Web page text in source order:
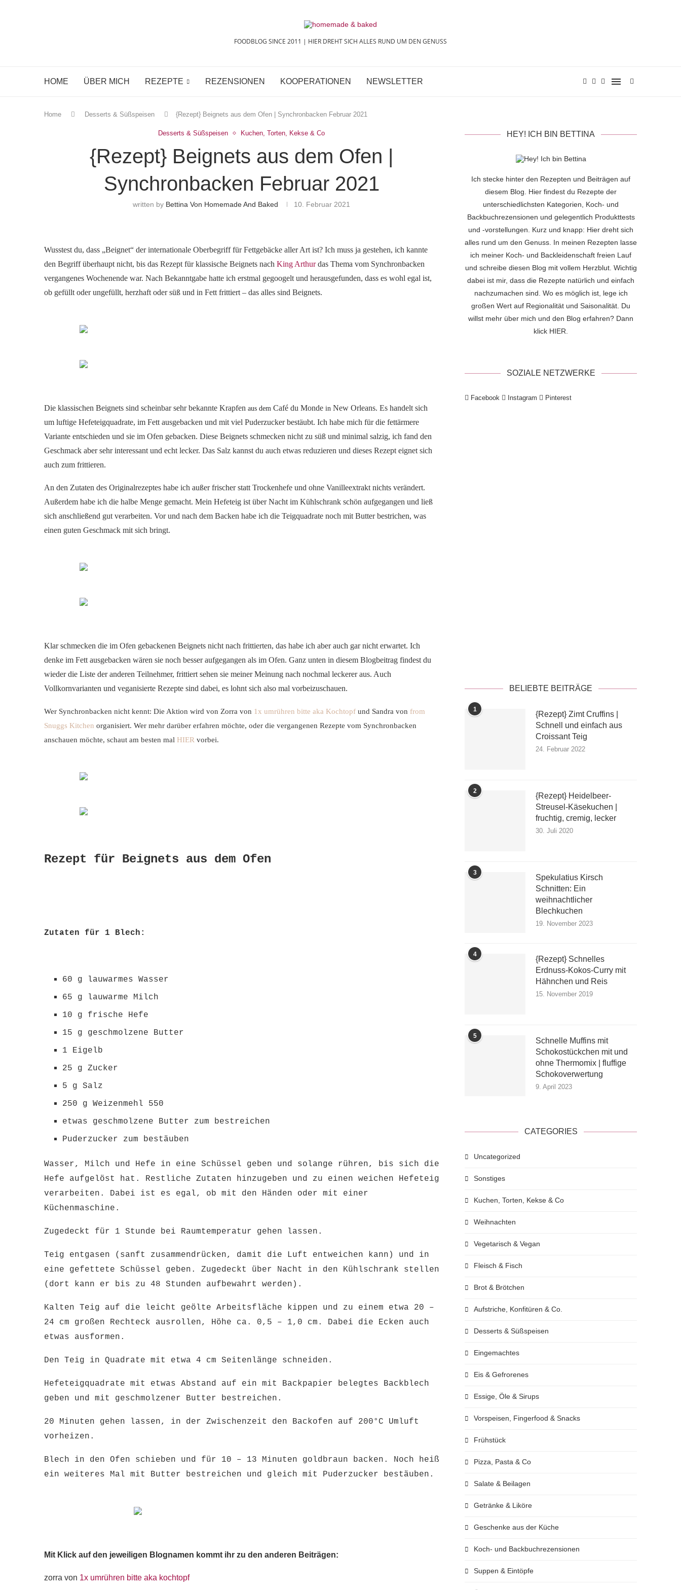
FOODBLOG SINCE 2011 | HIER DREHT SICH ALLES RUND UM DEN GENUSS
HOME ÜBER MICH REZEPTE REZENSIONEN KOOPERATIONEN NEWSLETTER
Home Desserts & Süßspeisen {Rezept} Beignets aus dem Ofen | Synchronbacken Februar 2021
Desserts & Süßspeisen Kuchen, Torten, Kekse & Co
{Rezept} Beignets aus dem Ofen |
Synchronbacken Februar 2021
written by Bettina Von Homemade And Baked 10. Februar 2021
Wusstest du, dass „Beignet“ der internationale Oberbegriff für Fettgebäcke aller Art ist? Ich muss ja gestehen, ich kannte
den Begriff überhaupt nicht, bis das Rezept für klassische Beignets nach King Arthurdas Thema vom Synchronbacken
vergangenes Wochenende war. Nach Bekanntgabe hatte ich erstmal gegoogelt und herausgefunden, dass es wohl egal ist,
ob gefüllt oder ungefüllt, herzhaft oder süß und in Fett frittiert – das alles sind Beignets.
Die klassischen Beignets sind scheinbar sehr bekannte Krapfen aus dem Café du Monde in New Orleans. Es handelt sich
um luftige Hefeteigquadrate, im Fett ausgebacken und mit viel Puderzucker bestäubt. Ich habe mich für die fettärmere
Variante entschieden und sie im Ofen gebacken. Diese Beignets schmecken nicht zu süß und minimal salzig, ich fand den
Geschmack aber sehr interessant und echt lecker. Das Salz kannst du auch etwas reduzieren und dieses Rezept eignet sich
auch zum frittieren.
An den Zutaten des Originalrezeptes habe ich außer frischer statt Trockenhefe und ohne Vanilleextrakt nichts verändert.
Außerdem habe ich die halbe Menge gemacht. Mein Hefeteig ist über Nacht im Kühlschrank schön aufgegangen und ließ
sich anschließend gut verarbeiten. Vor und nach dem Backen habe ich die Teigquadrate noch mit Butter bestrichen, was
einen guten Geschmack mit sich bringt.
Klar schmecken die im Ofen gebackenen Beignets nicht nach frittierten, das habe ich aber auch gar nicht erwartet. Ich
denke im Fett ausgebacken wären sie noch besser aufgegangen als im Ofen. Ganz unten in diesem Blogbeitrag findest du
wieder die Liste der anderen Teilnehmer, frittiert sehen sie meiner Meinung nach nochmal leckerer aus. Auch
Vollkornvarianten und veganisierte Rezepte sind dabei, es lohnt sich also mal vorbeizuschauen.
Wer Synchronbacken nicht kennt: Die Aktion wird von Zorra von 1x umrühren bitte aka Kochtopf und Sandra von from
Snuggs Kitchen organisiert. Wer mehr darüber erfahren möchte, oder die vergangenen Rezepte vom Synchronbacken
anschauen möchte, schaut am besten mal HIER vorbei.
Rezept für Beignets aus dem Ofen
Zutaten für 1 Blech:
60 g lauwarmes Wasser
65 g lauwarme Milch
10 g frische Hefe
15 g geschmolzene Butter
1 Eigelb
25 g Zucker
5 g Salz
250 g Weizenmehl 550
etwas geschmolzene Butter zum bestreichen
Puderzucker zum bestäuben
Wasser, Milch und Hefe in eine Schüssel geben und solange rühren, bis sich die
Hefe aufgelöst hat. Restliche Zutaten hinzugeben und zu einen weichen Hefeteig
verarbeiten. Dabei ist es egal, ob mit den Händen oder mit einer
Küchenmaschine.
Zugedeckt für 1 Stunde bei Raumtemperatur gehen lassen.
Teig entgasen (sanft zusammendrücken, damit die Luft entweichen kann) und in
eine gefettete Schüssel geben. Zugedeckt über Nacht in den Kühlschrank stellen
(dort kann er bis zu 48 Stunden aufbewahrt werden).
Kalten Teig auf die leicht geölte Arbeitsfläche kippen und zu einem etwa 20 –
24 cm großen Rechteck ausrollen, Höhe ca. 0,5 – 1,0 cm. Dabei die Ecken auch
etwas ausformen.
Den Teig in Quadrate mit etwa 4 cm Seitenlänge schneiden.
Hefeteigquadrate mit etwas Abstand auf ein mit Backpapier belegtes Backblech
geben und mit geschmolzener Butter bestreichen.
20 Minuten gehen lassen, in der Zwischenzeit den Backofen auf 200°C Umluft
vorheizen.
Blech in den Ofen schieben und für 10 – 13 Minuten goldbraun backen. Noch heiß
ein weiteres Mal mit Butter bestreichen und gleich mit Puderzucker bestäuben.
Mit Klick auf den jeweiligen Blognamen kommt ihr zu den anderen Beiträgen:
zorra von 1x umrühren bitte aka kochtopf
HEY! ICH BIN BETTINA
Ich stecke hinter den Rezepten und Beiträgen auf
diesem Blog. Hier findest du Rezepte der
unterschiedlichsten Kategorien, Koch- und
Backbuchrezensionen und gelegentlich Produkttests
und -vorstellungen. Kurz und knapp: Hier dreht sich
alles rund um den Genuss. In meinen Rezepten lasse
ich meiner Koch- und Backleidenschaft freien Lauf
und schreibe diesen Blog mit vollem Herzblut. Wichtig
dabei ist mir, dass die Rezepte natürlich und einfach
nachzumachen sind. Wo es möglich ist, lege ich
großen Wert auf Regionalität und Saisonalität. Du
willst mehr über mich und den Blog erfahren? Dann
klick HIER
SOZIALE NETZWERKE
Facebook Instagram Pinterest
BELIEBTE BEITRÄGE
1
{Rezept} Zimt Cruffins |
Schnell und einfach aus
Croissant Teig
24. Februar 2022
2
{Rezept} Heidelbeer-
Streusel-Käsekuchen |
fruchtig, cremig, lecker
30. Juli 2020
3
Spekulatius Kirsch
Schnitten: Ein
weihnachtlicher
Blechkuchen
19. November 2023
4
{Rezept} Schnelles
Erdnuss-Kokos-Curry mit
Hähnchen und Reis
15. November 2019
5
Schnelle Muffins mit
Schokostückchen mit und
ohne Thermomix | fluffige
Schokoverwertung
9. April 2023
CATEGORIES
Uncategorized
Sonstiges
Kuchen, Torten, Kekse & Co
Weihnachten
Vegetarisch & Vegan
Fleisch & Fisch
Brot & Brötchen
Aufstriche, Konfitüren & Co.
Desserts & Süßspeisen
Eingemachtes
Eis & Gefrorenes
Essige, Öle & Sirups
Vorspeisen, Fingerfood & Snacks
Frühstück
Pizza, Pasta & Co
Salate & Beilagen
Getränke & Liköre
Geschenke aus der Küche
Koch- und Backbuchrezensionen
Suppen & Eintöpfe